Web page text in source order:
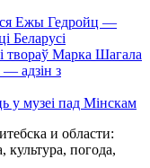
Ежы Гедройц —
Беларусі
твораў Марка Шагала
— адзін з
у музеі пад Мінскам
и области:
погода,